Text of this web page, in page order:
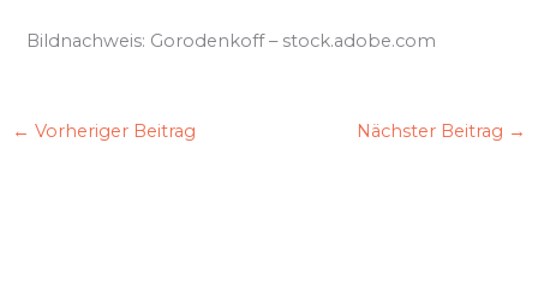
Bildnachweis: Gorodenkoff– stock.adobe.com
← Vorheriger Beitrag Nächster Beitrag →